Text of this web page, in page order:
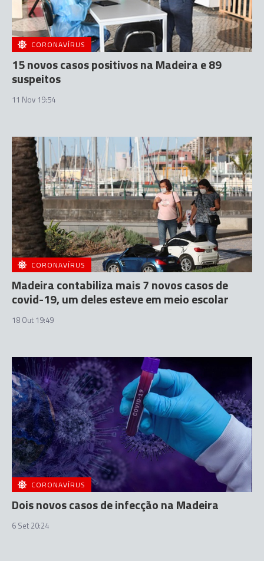
CORONAVÍRUS
15 novos casos positivos na Madeira e 89
suspeitos
11 Nov 19:54
CORONAVÍRUS
Madeira contabiliza mais 7 novos casos de
covid-19, um deles esteve em meio escolar
18 Out 19:49
CORONAVÍRUS
Dois novos casos de infecção na Madeira
6 Set 20:24